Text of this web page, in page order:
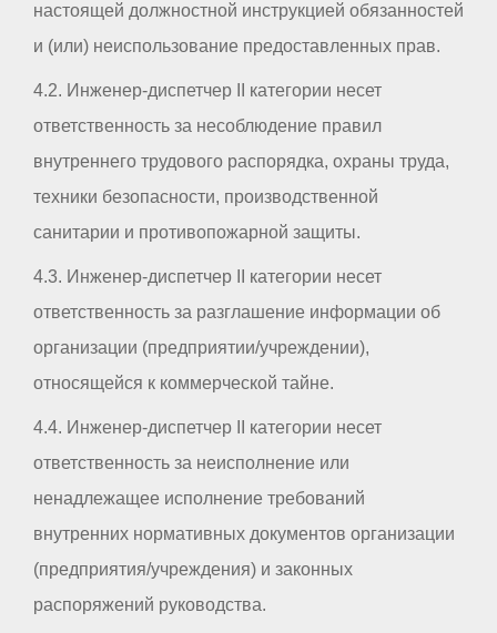
настоящей должностной инструкцией обязанностей
и (или) неиспользование предоставленных прав.
4.2. Инженер-диспетчер II категории несет
ответственность за несоблюдение правил
внутреннего трудового распорядка, охраны труда,
техники безопасности, производственной
санитарии и противопожарной защиты.
4.3. Инженер-диспетчер II категории несет
ответственность за разглашение информации об
организации (предприятии/учреждении),
относящейся к коммерческой тайне.
4.4. Инженер-диспетчер II категории несет
ответственность за неисполнение или
ненадлежащее исполнение требований
внутренних нормативных документов организации
(предприятия/учреждения) и законных
распоряжений руководства.